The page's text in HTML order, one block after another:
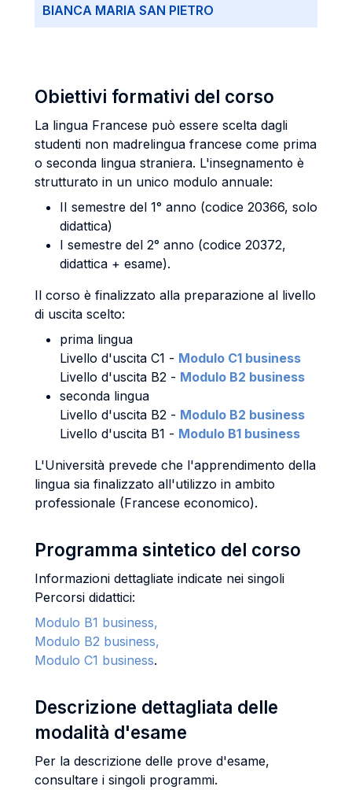
BIANCA MARIA SAN PIETRO
Obiettivi formativi del corso
La lingua Francese può essere scelta dagli
studenti non madrelingua francese come prima
o seconda lingua straniera. L'insegnamento è
strutturato in un unico modulo annuale:
II semestre del 1° anno (codice 20366, solo
didattica)
I semestre del 2° anno (codice 20372,
didattica + esame).
Il corso è finalizzato alla preparazione al livello
di uscita scelto:
prima lingua
Livello d'uscita C1 - Modulo C1 business
Livello d'uscita B2 - Modulo B2 business
seconda lingua
Livello d'uscita B2 - Modulo B2 business
Livello d'uscita B1 - Modulo B1 business
L'Università prevede che l'apprendimento della
lingua sia finalizzato all'utilizzo in ambito
professionale (Francese economico).
Programma sintetico del corso
Informazioni dettagliate indicate nei singoli
Percorsi didattici:
Modulo B1 business,
Modulo B2 business,
Modulo C1 business.
Descrizione dettagliata delle
modalità d'esame
Per la descrizione delle prove d'esame,
consultare i singoli programmi.